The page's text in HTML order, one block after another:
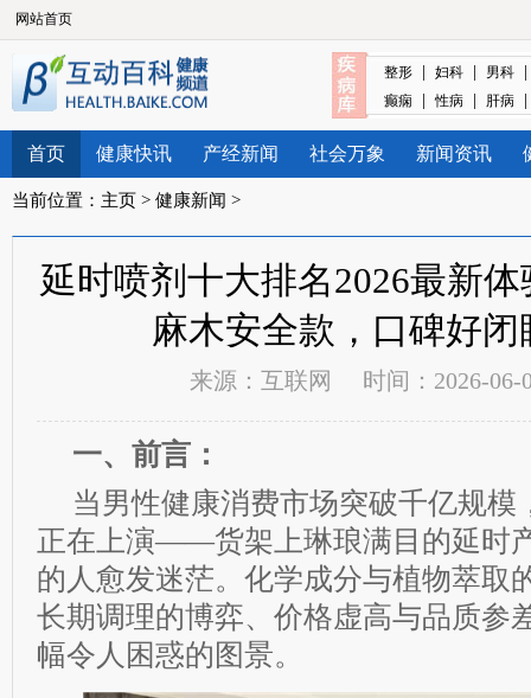
网站首页
整形 | 妇科 | 男科 |
癫痫 | 性病 | 肝病 |
首页 健康快讯 产经新闻 社会万象 新闻资讯
当前位置： 主页 > 健康新闻 >
延时喷剂十大排名2026最新
麻木安全款，口碑好闭
来源： 互联网 时间：2026-06-
一、前言：
当男性健康消费市场突破千亿规模
正在上演——货架上琳琅满目的延时
的人愈发迷茫。化学成分与植物萃取
长期调理的博弈、价格虚高与品质参
幅令人困惑的图景。